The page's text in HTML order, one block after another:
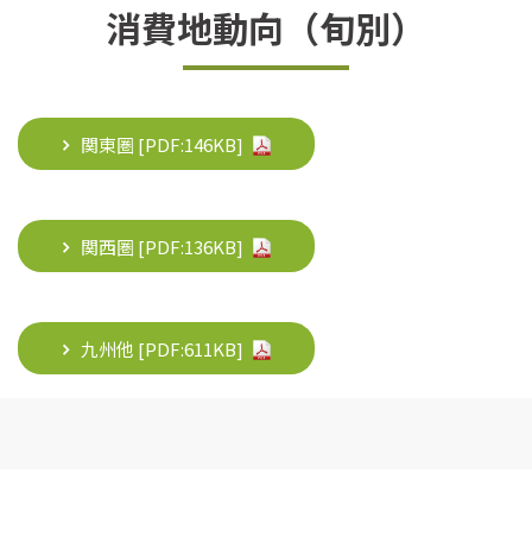
消費地動向（旬別）
関東圏 [PDF:146KB]
関西圏 [PDF:136KB]
九州他 [PDF:611KB]